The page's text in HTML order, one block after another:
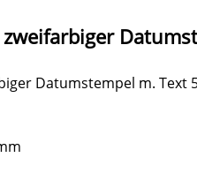
Datumstempel m. Text